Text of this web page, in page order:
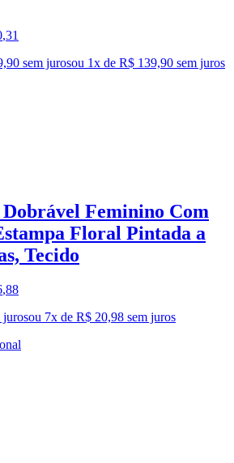
,31
sem jurosou 1x de R$ 139,90 sem juros
Feminino Com
Floral Pintada a
Tecido
,88
jurosou 7x de R$ 20,98 sem juros